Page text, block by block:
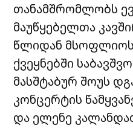
თანამშრომლობს
მაუწყებელთა
წლიდან მსოფლიოს
ქვეყნებში
მასშტაბურ შოუს
კონცერტის
და ელენე